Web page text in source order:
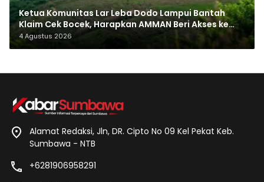
Ketua Komunitas Lar Leba Dodo Lampui Bantah
Klaim Cek Bocek, Harapkan AMMAN Beri Akses ke
Makam Leluhur
4 Agustus 2026
Alamat Redaksi, Jln, DR. Cipto No 09 Kel Pekat Keb.
Sumbawa - NTB
+6281906958291